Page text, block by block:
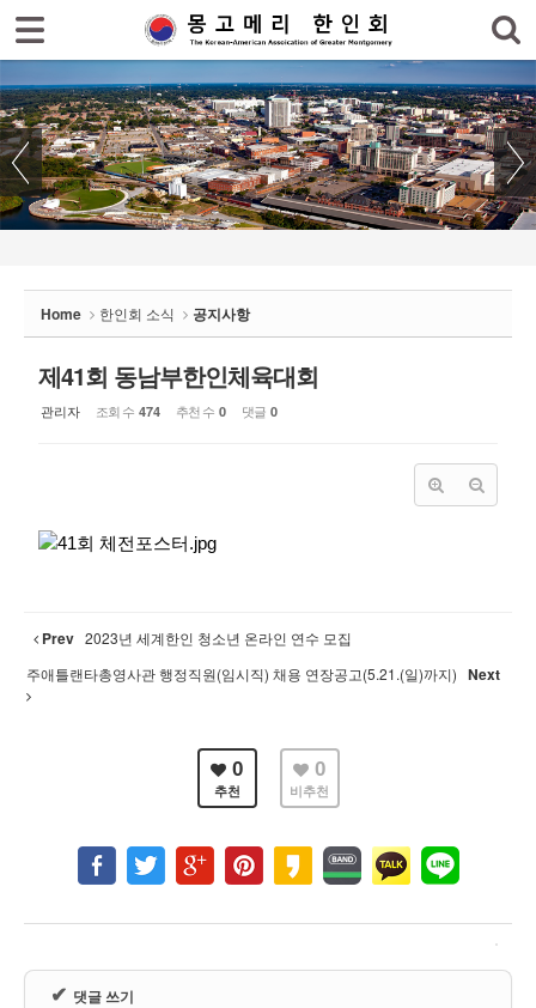
Home 한인회 소식 공지사항
제41회 동남부한인체육대회
관리자 조회 수 474 추천 수 0 댓글 0
Prev 2023년 세계한인 청소년 온라인 연수 모집
주애틀랜타총영사관 행정직원(임시직) 채용 연장공고(5.21.(일)까지) Next
0
추천
0
비추천
✔ 댓글 쓰기
로그인 회원가입
한인회
한인회 소식
- 공지사항
- 몽고메리 한인회 이모저모
- 사진으로 보는 한인회
- 애틀랜타 총영사관 소식
Sketchbook5, 스케치북5
Sketchbook5, 스케치북5